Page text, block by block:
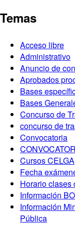
Temas
Acceso libre
Administrativo
Anuncio de
Aprobados
Bases
Bases
Concurso de
concurso de
Convocatoria
Cursos CELGA
Fecha
Horario clases
Información
Información
Pública